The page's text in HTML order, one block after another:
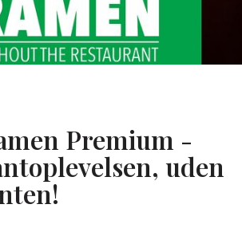
Premium -
uden